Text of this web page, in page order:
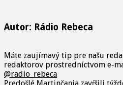
Autor: Rádio Rebeca
Máte zaujímavý tip pre našu
redaktorov prostredníctvom e-
@radio_rebeca